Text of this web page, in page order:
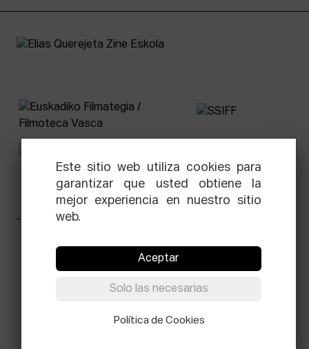
Tabakalera · Andre zigarrogileak plaza, 1
T.0034 943 545 005
Este sitio web utiliza cookies para
garantizar que usted obtiene la
mejor experiencia en nuestro sitio
web.
Aceptar
Solo las necesarias
Política de Cookies